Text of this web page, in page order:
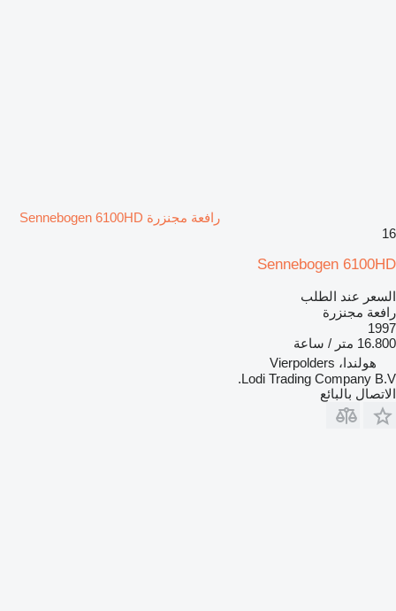
رافعة مجنزرة Sennebogen 6100HD
16
Sennebogen 6100HD
السعر عند الطلب
رافعة مجنزرة
1997
16.800 متر / ساعة
هولندا، Vierpolders
Lodi Trading Company B.V.
الاتصال بالبائع